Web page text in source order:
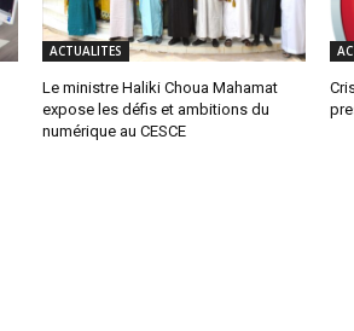
ACTUALITES
Le ministre Haliki Choua Mahamat
expose les défis et ambitions du
numérique au CESCE